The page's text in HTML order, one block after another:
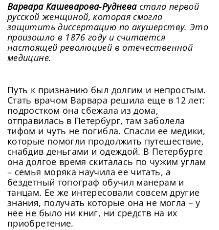
Варвара Кашеварова-Руднева стала первой
русской женщиной, которая смогла
защитить диссертацию по акушерству. Это
произошло в 1876 году и считается
настоящей революцией в отечественной
медицине.
Путь к признанию был долгим и непростым.
Стать врачом Варвара решила еще в 12 лет:
подростком она сбежала из дома,
отправилась в Петербург, там заболела
тифом и чуть не погибла. Спасли ее медики,
которые помогли продолжить путешествие,
снабдив деньгами и одеждой. В Петербурге
она долгое время скиталась по чужим углам
– семья моряка научила ее читать, а
бездетный топограф обучил манерам и
танцам. Ее же интересовали совсем другие
знания, получать которые она не могла – у
нее не было ни книг, ни средств на их
приобретение.